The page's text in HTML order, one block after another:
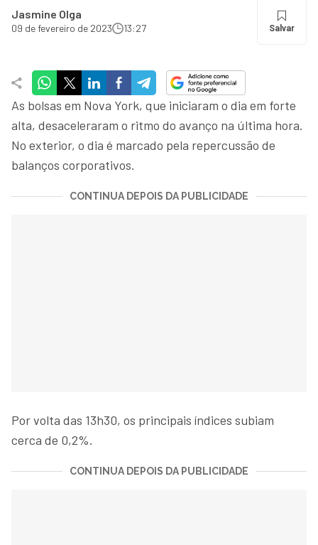
Jasmine Olga
09 de fevereiro de 2023 13:27 Salvar
As bolsas em Nova York, que iniciaram o dia em forte
alta, desaceleraram o ritmo do avanço na última hora.
No exterior, o dia é marcado pela repercussão de
balanços corporativos.
CONTINUA DEPOIS DA PUBLICIDADE
Por volta das 13h30, os principais índices subiam
cerca de 0,2%.
CONTINUA DEPOIS DA PUBLICIDADE